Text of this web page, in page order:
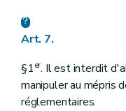
Art. 7.
§1er. Il est interdit
manipuler au mépris
réglementaires.